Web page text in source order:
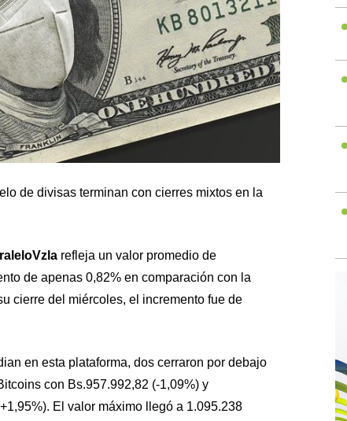
de divisas terminan con cierres mixtos en la
refleja un valor promedio de
de apenas 0,82% en comparación con la
cierre del miércoles, el incremento fue de
en esta plataforma, dos cerraron por debajo
con Bs.957.992,82 (-1,09%) y
El valor máximo llegó a 1.095.238